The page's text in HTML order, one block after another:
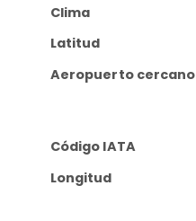
Clima
Latitud
Aeropuerto cercano
Código IATA
Longitud